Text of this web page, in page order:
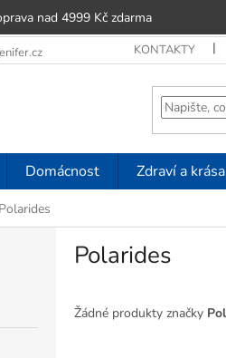
nad 4999 Kč zdarma
KONTAKTY
Domácnost Zdraví a krása
Polarides
Polarides
Žádné produkty značky